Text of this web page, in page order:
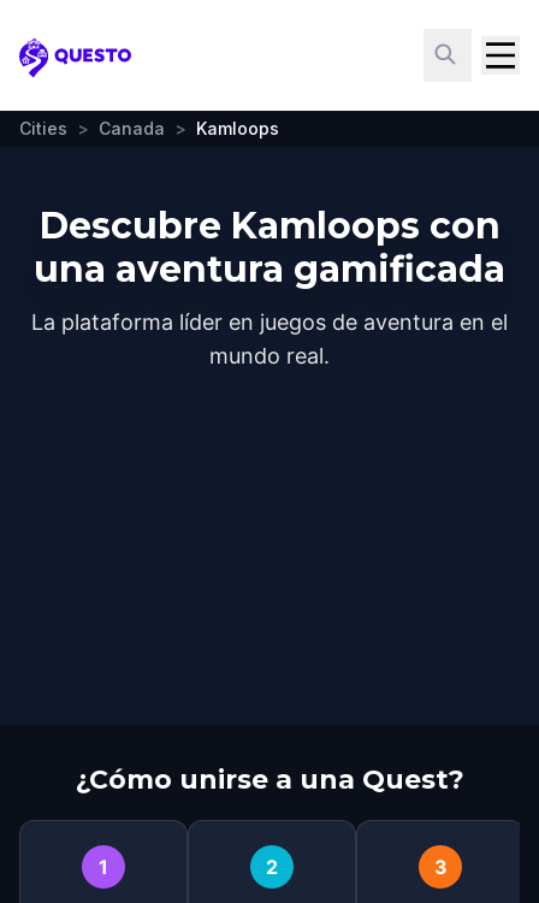
Questo
Cities > Canada > Kamloops
Descubre Kamloops con
una aventura gamificada
La plataforma líder en juegos de aventura en el
mundo real.
¿Cómo unirse a una Quest?
1 2 3